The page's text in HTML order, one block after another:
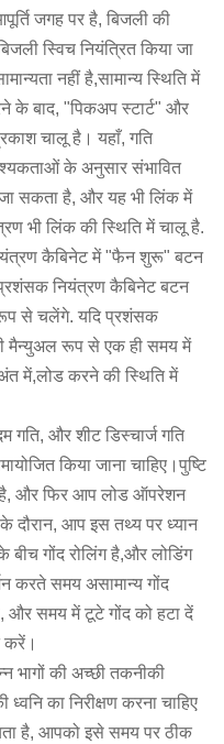
जगह पर है, बिजली की
स्विच नियंत्रित किया जा
नहीं है,सामान्य स्थिति में
के बाद, "पिकअप स्टार्ट" और
चालू है। यहाँ, गति
के अनुसार संभावित
सकता है, और यह भी लिंक में
भी लिंक की स्थिति में चालू है.
कैबिनेट में "फैन शुरू" बटन
नियंत्रण कैबिनेट बटन
से चलेंगे. यदि प्रशंसक
मैन्युअल रूप से एक ही समय में
में,लोड करने की स्थिति में
गति, और शीट डिस्चार्ज गति
किया जाना चाहिए।पुष्टि
है, और फिर आप लोड ऑपरेशन
आप इस तथ्य पर ध्यान
बीच गोंद रोलिंग है,और लोडिंग
करते समय असामान्य गोंद
और समय में टूटे गोंद को हटा दें
करें।
भागों की अच्छी तकनीकी
का निरीक्षण करना चाहिए
है, आपको इसे समय पर ठीक